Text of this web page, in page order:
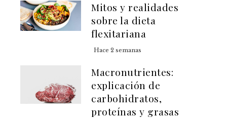
Mitos y realidades
sobre la dieta
flexitariana
Hace 2 semanas
Macronutrientes:
explicación de
carbohidratos,
proteínas y grasas